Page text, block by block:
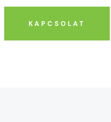
KAPCSOLAT